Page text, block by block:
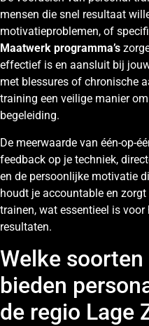
mensen die snel resultaat
motivatieproblemen, of
Maatwerk programma’s
effectief is en aansluit bij
met blessures of chronische
training een veilige manier
begeleiding.
De meerwaarde van één-op-
feedback op je techniek,
en de persoonlijke motivatie
houdt je accountable en
trainen, wat essentieel is
resultaten.
Welke
bieden
de regio Lage